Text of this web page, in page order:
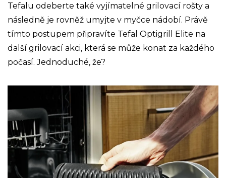
Tefalu odeberte také vyjímatelné grilovací rošty a
následně je rovněž umyjte v myčce nádobí. Právě
tímto postupem připravíte Tefal Optigrill Elite na
další grilovací akci, která se může konat za každého
počasí. Jednoduché, že?